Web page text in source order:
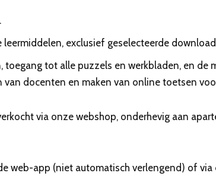
exclusief geselecteerde
toegang tot alle puzzels en werkbladen, en de
van docenten en maken van online toetsen
via onze webshop, onderhevig aan
web-app (niet automatisch verlengend) of